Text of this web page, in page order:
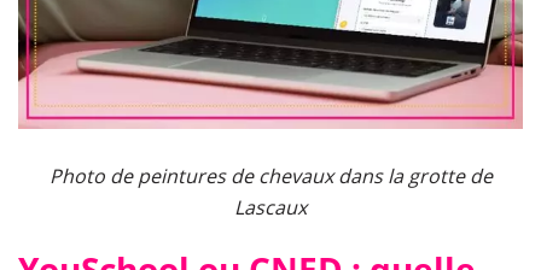
Photo de peintures de chevaux dans la grotte de
Lascaux